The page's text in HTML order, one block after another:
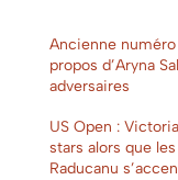
Ancienne
propos d’Aryna
adversaires
US Open :
stars alors que
Raducanu